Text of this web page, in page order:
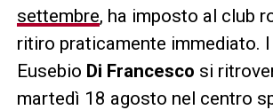
settembre, ha imposto al club
ritiro praticamente immediato.
Eusebio Di Francesco si
martedì 18 agosto nel centro